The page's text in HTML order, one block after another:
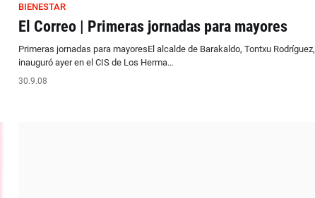
BIENESTAR
El Correo | Primeras jornadas para mayores
Primeras jornadas para mayoresEl alcalde de Barakaldo, Tontxu Rodríguez,
inauguró ayer en el CIS de Los Herma…
30.9.08